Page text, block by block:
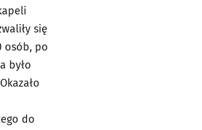
się
osób, po
było
do